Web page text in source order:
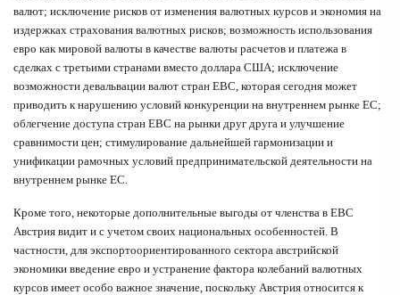
валют; исключение рисков от изменения валютных курсов и экономия на
издержках страхования валютных рисков; возможность использования
евро как мировой валюты в качестве валюты расчетов и платежа в
сделках с третьими странами вместо доллара США; исключение
возможности девальвации валют стран ЕВС, которая сегодня может
приводить к нарушению условий конкуренции на внутреннем рынке ЕС;
облегчение доступа стран ЕВС на рынки друг друга и улучшение
сравнимости цен; стимулирование дальнейшей гармонизации и
унификации рамочных условий предпринимательской деятельности на
внутреннем рынке ЕС.
Кроме того, некоторые дополнительные выгоды от членства в ЕВС
Австрия видит и с учетом своих национальных особенностей. В
частности, для экспортоориентированного сектора австрийской
экономики введение евро и устранение фактора колебаний валютных
курсов имеет особо важное значение, поскольку Австрия относится к